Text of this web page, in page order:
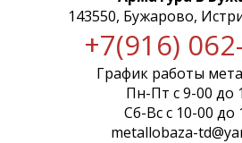
143550, Бужарово,
+7(916)
График работы
Пн-Пт с 9-00 до
Сб-Вс с 10-00 до
metallobaza-